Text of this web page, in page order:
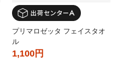
プリマロゼッタ フェイスタオ
ル
1,100円